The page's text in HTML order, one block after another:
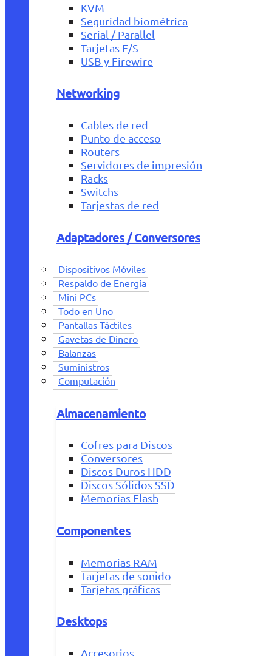
KVM
Seguridad biométrica
Serial / Parallel
Tarjetas E/S
USB y Firewire
Networking
Cables de red
Punto de acceso
Routers
Servidores de impresión
Racks
Switchs
Tarjestas de red
Adaptadores / Conversores
Dispositivos Móviles
Respaldo de Energía
Mini PCs
Todo en Uno
Pantallas Táctiles
Gavetas de Dinero
Balanzas
Suministros
Computación
Almacenamiento
Cofres para Discos
Conversores
Discos Duros HDD
Discos Sólidos SSD
Memorias Flash
Componentes
Memorias RAM
Tarjetas de sonido
Tarjetas gráficas
Desktops
Accesorios